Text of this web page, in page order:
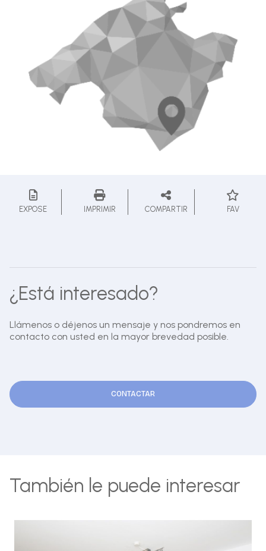
EXPOSE IMPRIMIR COMPARTIR FAV
¿Está interesado?
Llámenos o déjenos un mensaje y nos pondremos en
contacto con usted en la mayor brevedad posible.
CONTACTAR
También le puede interesar